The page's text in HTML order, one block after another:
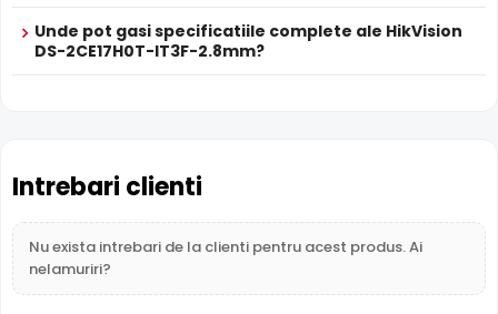
* Specificatiile tehnice ale produsului HikVision DS-2CE17H0T-IT3F-2.8mm
Unde pot gasi specificatiile complete ale HikVision
DS-2CE17H0T-IT3F-2.8mm?
Intrebari clienti
Nu exista intrebari de la clienti pentru acest produs. Ai
nelamuriri?